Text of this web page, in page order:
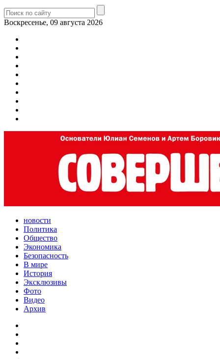
Воскресенье, 09 августа 2026
новости
Политика
Общество
Экономика
Безопасность
В мире
История
Эксклюзивы
Фото
Видео
Архив